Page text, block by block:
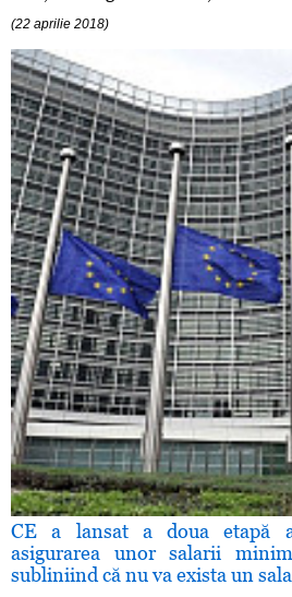
(22 aprilie 2018)
CE a lansat a doua etapă
asigurarea unor salarii
subliniind că nu va exista un